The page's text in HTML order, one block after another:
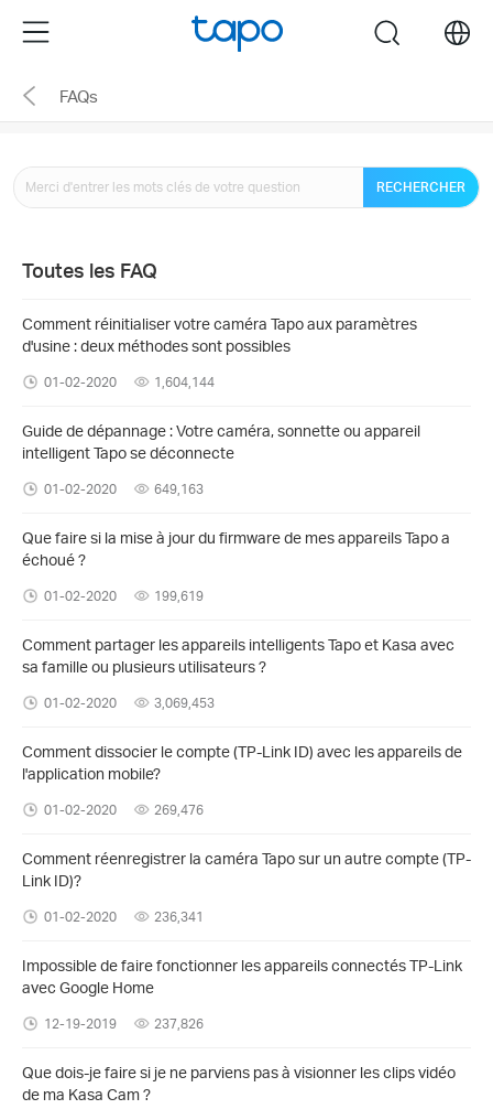
the
navigation
Menu search
FAQs
RECHERCHER
Toutes les FAQ
Comment réinitialiser votre caméra Tapo aux paramètres
d'usine : deux méthodes sont possibles
01-02-2020 1,604,144
Guide de dépannage : Votre caméra, sonnette ou appareil
intelligent Tapo se déconnecte
01-02-2020 649,163
Que faire si la mise à jour du firmware de mes appareils Tapo a
échoué ?
01-02-2020 199,619
Comment partager les appareils intelligents Tapo et Kasa avec
sa famille ou plusieurs utilisateurs ?
01-02-2020 3,069,453
Comment dissocier le compte (TP-Link ID) avec les appareils de
l'application mobile?
01-02-2020 269,476
Comment réenregistrer la caméra Tapo sur un autre compte (TP-
Link ID)?
01-02-2020 236,341
Impossible de faire fonctionner les appareils connectés TP-Link
avec Google Home
12-19-2019 237,826
Que dois-je faire si je ne parviens pas à visionner les clips vidéo
de ma Kasa Cam ?